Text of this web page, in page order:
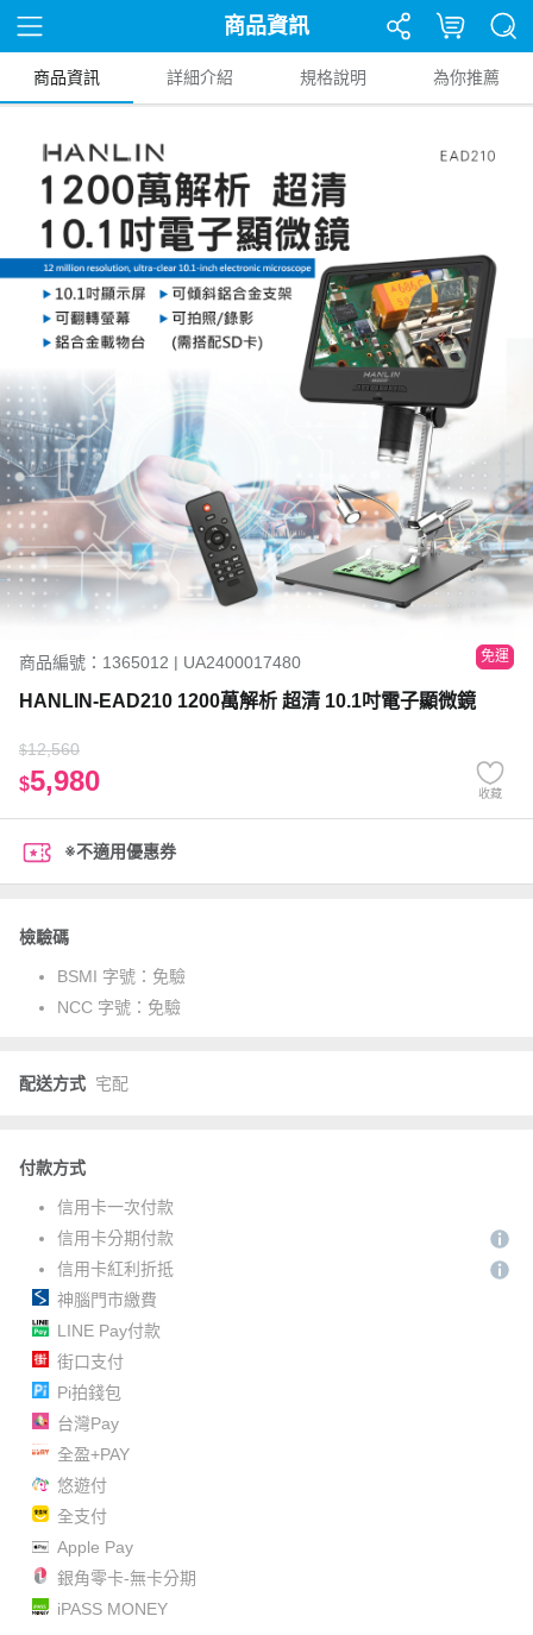
商品資訊
商品資訊 詳細介紹 規格說明 為你推薦
商品編號：1365012 | UA2400017480 免運
HANLIN-EAD210 1200萬解析 超清 10.1吋電子顯微鏡
$12,560
$5,980 收藏
※不適用優惠券
檢驗碼
BSMI 字號： 免驗
NCC 字號： 免驗
配送方式 宅配
付款方式
信用卡一次付款
信用卡分期付款
信用卡紅利折抵
神腦門市繳費
LINE Pay付款
街口支付
Pi拍錢包
台灣Pay
全盈+PAY
悠遊付
全支付
Apple Pay
銀角零卡-無卡分期
iPASS MONEY